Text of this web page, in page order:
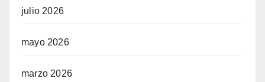
julio 2026
mayo 2026
marzo 2026